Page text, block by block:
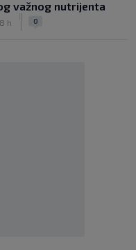
važnog nutrijenta
h 0